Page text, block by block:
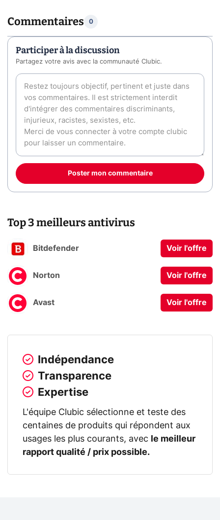
Commentaires 0
Participer à la discussion
Partagez votre avis avec la communauté Clubic.
Poster mon commentaire
Top 3 meilleurs antivirus
Bitdefender Voir l'offre
Norton Voir l'offre
Avast Voir l'offre
Indépendance
Transparence
Expertise
L'équipe Clubic sélectionne et teste des
centaines de produits qui répondent aux
usages les plus courants, avec
le meilleur
rapport qualité / prix possible.